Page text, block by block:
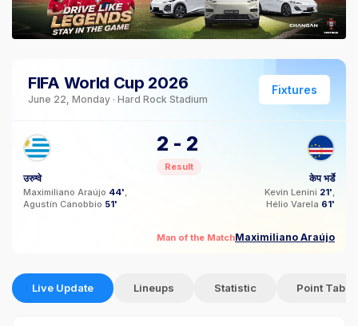
FIFA World Cup 2026
June 22, Monday · Hard Rock Stadium
Fixtures
उरुग्वे
Maximiliano Araújo 44'
Agustín Canobbio 51'
2 - 2
Result
केप भर्डे
Kevin Lenini 21'
Hélio Varela 61'
Man of the MatchMaximiliano Araújo
Live Update Lineups Statistic Point Table